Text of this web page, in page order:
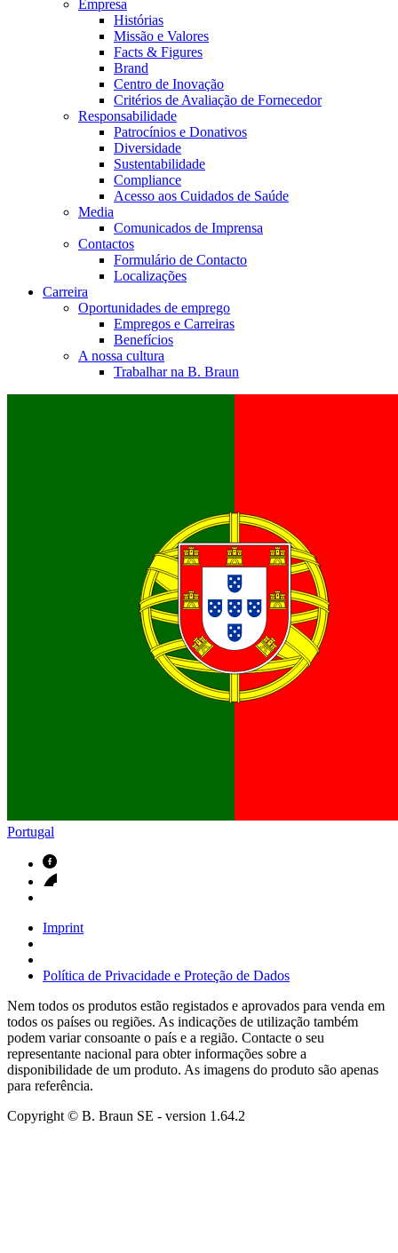
Empresa
Histórias
Missão e Valores
Facts & Figures
Brand
Centro de Inovação
Critérios de Avaliação de Fornecedor
Responsabilidade
Patrocínios e Donativos
Diversidade
Sustentabilidade
Compliance
Acesso aos Cuidados de Saúde
Media
Comunicados de Imprensa
Contactos
Formulário de Contacto
Localizações
Carreira
Oportunidades de emprego
Empregos e Carreiras
Benefícios
A nossa cultura
Trabalhar na B. Braun
Portugal
Imprint
Política de Privacidade e Proteção de Dados
Nem todos os produtos estão registados e aprovados para venda em
todos os países ou regiões. As indicações de utilização também
podem variar consoante o país e a região. Contacte o seu
representante nacional para obter informações sobre a
disponibilidade de um produto. As imagens do produto são apenas
para referência.
Copyright © B. Braun SE - version 1.64.2